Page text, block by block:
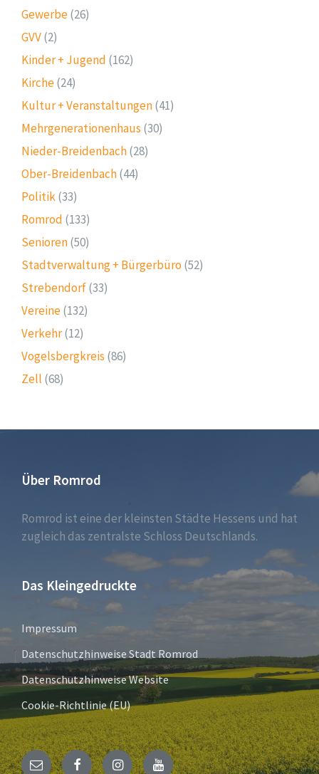
Gewerbe(26)
GVV(2)
Kinder + Jugend (162)
Kirche(24)
Kultur + Veranstaltungen(41)
Mehrgenerationenhaus (30)
Nieder-Breidenbach(28)
Ober-Breidenbach(44)
Politik(33)
Romrod (133)
Senioren(50)
Stadtverwaltung + Bürgerbüro (52)
Strebendorf(33)
Vereine(132)
Verkehr(12)
Vogelsbergkreis (86)
Zell (68)
Über Romrod
Romrod ist eine der kleinsten Städte Hessens und hat
zugleich das zentralste Schloss Deutschlands.
Das Kleingedruckte
Impressum
Datenschutzhinweise Stadt Romrod
Datenschutzhinweise Website
Cookie-Richtlinie (EU)
E- FacebookInstagramYouTube